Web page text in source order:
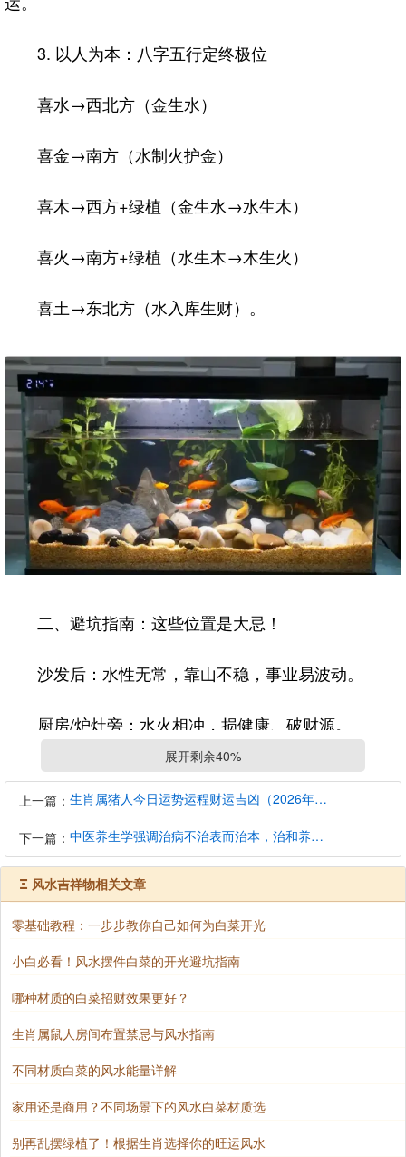
3. 以人为本：八字五行定终极位
喜水→西北方（金生水）
喜金→南方（水制火护金）
喜木→西方+绿植（金生水→水生木）
喜火→南方+绿植（水生木→木生火）
喜土→东北方（水入库生财）。
二、避坑指南：这些位置是大忌！
沙发后：水性无常，靠山不稳，事业易波动。
厨房/炉灶旁：水火相冲，损健康、破财源。
卧室：湿气重、水流声扰眠，影响气场。
过高或过低：超成人眼高犯“淋头水”（头部疾
病），低过膝成“割脚水”（事业受阻）。
正对大门：财气外泄，鱼易死失效。
三、加分细节：鱼缸+鱼的风水玄机
1. 鱼缸造型五行属性
圆形（金）→适合喜金者
展开剩余40%
上一篇： 生肖属猪人今日运势运程财运吉凶（2026年8月7日）详解查询
下一篇： 中医养生学强调治病不治表而治本，治和养兼顾是有必要的
Ξ 风水吉祥物相关文章
零基础教程：一步步教你自己如何为白菜开光
小白必看！风水摆件白菜的开光避坑指南
哪种材质的白菜招财效果更好？
生肖属鼠人房间布置禁忌与风水指南
不同材质白菜的风水能量详解
家用还是商用？不同场景下的风水白菜材质选
别再乱摆绿植了！根据生肖选择你的旺运风水